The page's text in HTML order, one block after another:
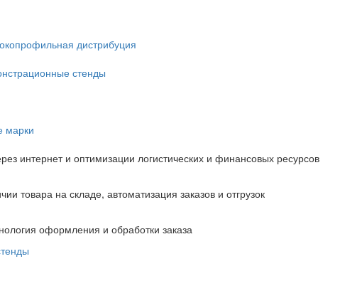
дистрибуция
стенды
марки
интернет и оптимизации логистических и финансовых ресурсов
товара на складе, автоматизация заказов и отгрузок
оформления и обработки заказа